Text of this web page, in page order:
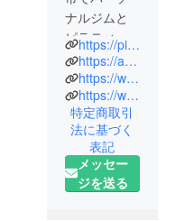
ナルジムと
ピラティス
スタジオを
運営してお
ります。
私自身、学
生時代は部
活動の強豪
校へ在籍し
ていたた
https://pilates-diet.com/
https://anchor-takasaki.com/
https://www.instagram.com/anchor_takasaki
https://www.instagram.com/santerge_takasaki
特定商取引
法に基づく
表記
メッセー
ジを送る